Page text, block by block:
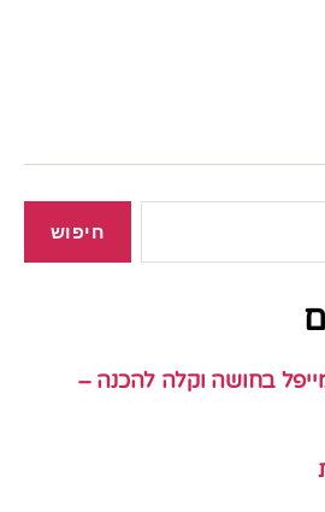
בחושה וקלה להכנה –